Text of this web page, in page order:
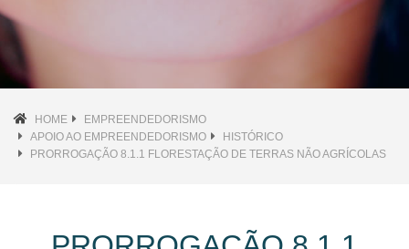
HOME
EMPREENDEDORISMO
APOIO AO EMPREENDEDORISMO
HISTÓRICO
PRORROGAÇÃO 8.1.1 FLORESTAÇÃO DE TERRAS NÃO AGRÍCOLAS